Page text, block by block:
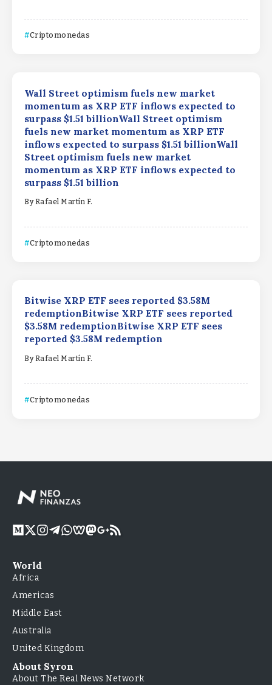
Criptomonedas
Wall Street optimism fuels new market
momentum as XRP ETF inflows expected to
surpass $1.51 billionWall Street optimism
fuels new market momentum as XRP ETF
inflows expected to surpass $1.51 billionWall
Street optimism fuels new market
momentum as XRP ETF inflows expected to
surpass $1.51 billion
By Rafael Martín F.
Criptomonedas
Bitwise XRP ETF sees reported $3.58M
redemptionBitwise XRP ETF sees reported
$3.58M redemptionBitwise XRP ETF sees
reported $3.58M redemption
By Rafael Martín F.
Criptomonedas
World
Africa
Americas
Middle East
Australia
United Kingdom
About Syron
About The Real News Network